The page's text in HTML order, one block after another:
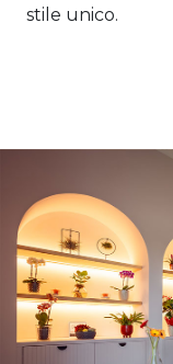
stile unico.